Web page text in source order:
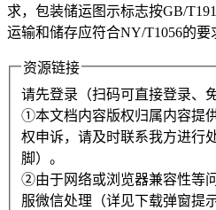
求，包装储运图示标志按GB/
运输和储存应符合NY/T1056的要
资源链接
请先登录（扫码可直接登录、
①本文档内容版权归属内容提
权申诉，请及时联系我方进行
脚）。
②由于网络或浏览器兼容性等
服微信处理（详见下载弹窗提